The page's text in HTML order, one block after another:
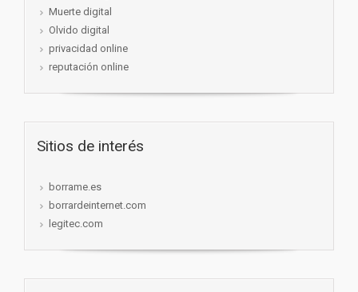
Muerte digital
Olvido digital
privacidad online
reputación online
Sitios de interés
borrame.es
borrardeinternet.com
legitec.com